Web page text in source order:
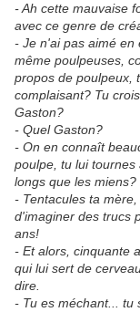
- Ah cette mauvaise
avec ce genre de
- Je n'ai pas aimé en
même poulpeuses,
propos de poulpeux,
complaisant? Tu
Gaston?
- Quel Gaston?
- On en connaît
poulpe, tu lui
longs que les
- Tentacules ta
d'imaginer des trucs
ans!
- Et alors, cinquante
qui lui sert de
dire.
- Tu es méchant... tu